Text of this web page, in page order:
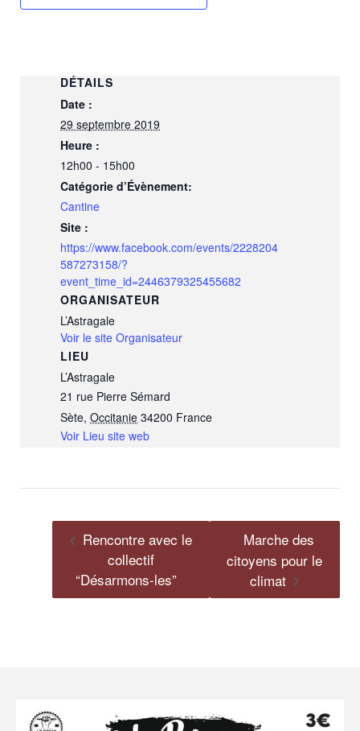
DÉTAILS
Date :
29 septembre 2019
Heure :
12h00 - 15h00
Catégorie d’Évènement:
Cantine
Site :
https://www.facebook.com/events/2228204
587273158/?
event_time_id=2446379325455682
LIEU
L’Astragale
21 rue Pierre Sémard
Sète, Occitanie 34200 France
Voir Lieu site web
ORGANISATEUR
L’Astragale
Voir le site Organisateur
Rencontre avec le
collectif
“Désarmons-les”
Marche des
citoyens pour le
climat